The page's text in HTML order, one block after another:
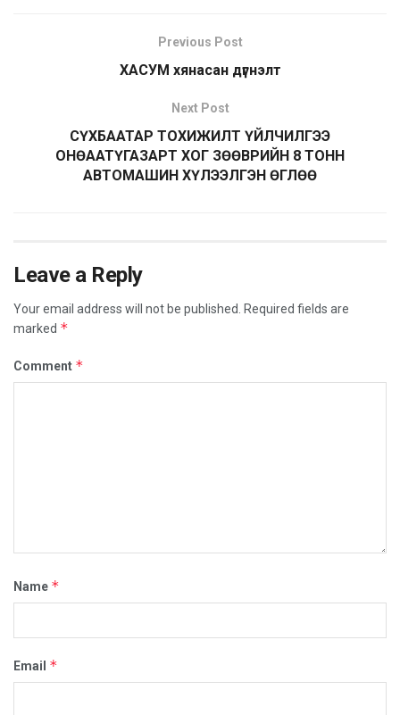
Previous Post
ХАСУМ хянасан дүгнэлт
Next Post
СҮХБААТАР ТОХИЖИЛТ ҮЙЛЧИЛГЭЭ
ОНӨААТҮГАЗАРТ ХОГ ЗӨӨВРИЙН 8 ТОНН
АВТОМАШИН ХҮЛЭЭЛГЭН ӨГЛӨӨ
Leave a Reply
Your email address will not be published.
Required fields are
marked *
Comment *
Name *
Email *